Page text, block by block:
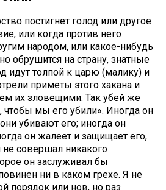
постигнет голод или другое
или когда против него
народом, или какое-нибудь
обрушится на страну, знатные
идут толпой к царю (малику) и
приметы этого хакана и
их зловещими. Так убей же
чтобы мы его убили». Иногда он
убивают его; иногда он
он жалеет и защищает его,
не совершал никакого
он заслуживал бы
ни в каком грехе. Я не
порядок или нов, но раз